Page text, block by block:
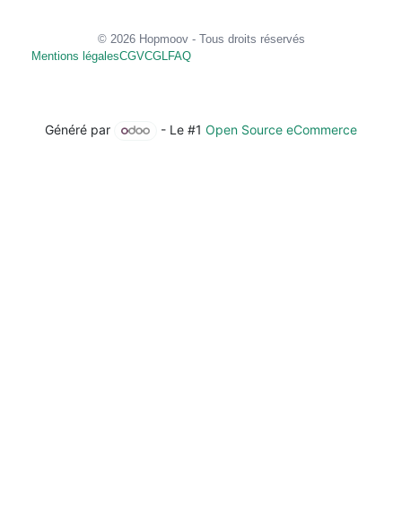
© 2026 Hopmoov - Tous droits réservés
Mentions légalesCGVCGL FAQ
Généré par - Le #1Open Source eCommerce